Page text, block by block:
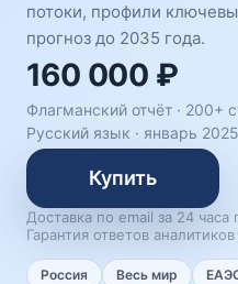
потоки, профили
прогноз до 2035 года.
160 000 ₽
Флагманский отчёт · 200+
Русский язык · январь 2025
Купить
Доставка по email за 24 часа
Гарантия ответов
Россия Весь мир